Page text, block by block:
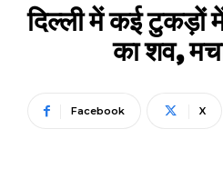
दिल्ली में कई टुकड़ों
का शव,
Facebook X